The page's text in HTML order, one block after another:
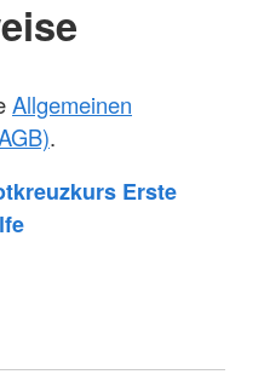
Allgemeinen
.
Erste